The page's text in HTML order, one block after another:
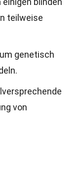
teilweise
genetisch
von